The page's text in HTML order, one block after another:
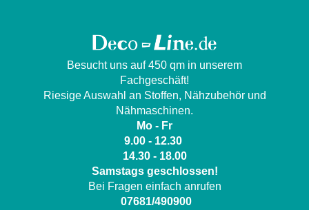
Besucht uns auf 450 qm in unserem
Fachgeschäft!
Riesige Auswahl an Stoffen, Nähzubehör und
Nähmaschinen.
Mo - Fr
9.00 - 12.30
14.30 - 18.00
Samstags geschlossen!
Bei Fragen einfach anrufen
07681/490900